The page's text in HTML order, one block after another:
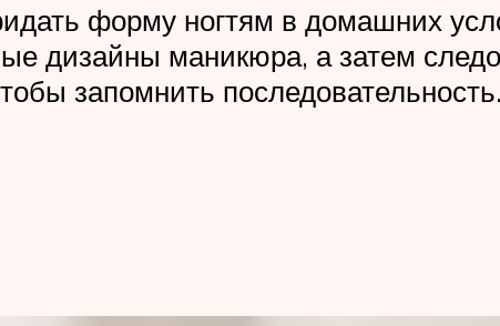
форму ногтям в домашних
дизайны маникюра, а затем
запомнить последовательность.